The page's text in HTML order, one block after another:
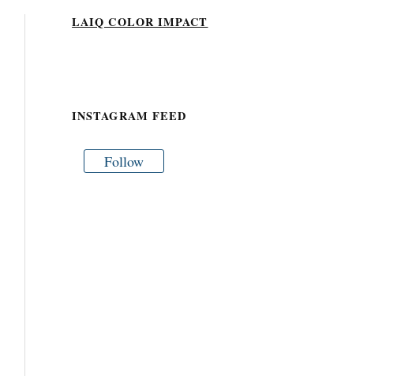
LAIQ COLOR IMPACT
INSTAGRAM FEED
Follow